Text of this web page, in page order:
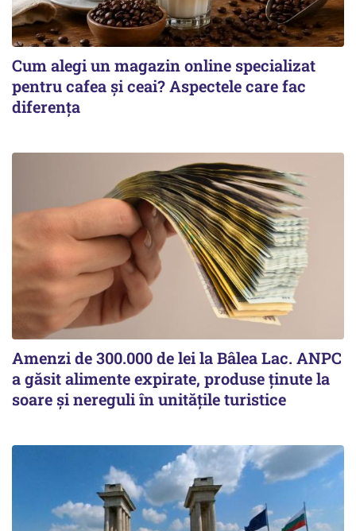
Cum alegi un magazin online specializat
pentru cafea și ceai? Aspectele care fac
diferența
Amenzi de 300.000 de lei la Bâlea Lac. ANPC
a găsit alimente expirate, produse ținute la
soare și nereguli în unitățile turistice